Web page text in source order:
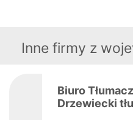
Inne firmy z
Biuro
Drzewiecki